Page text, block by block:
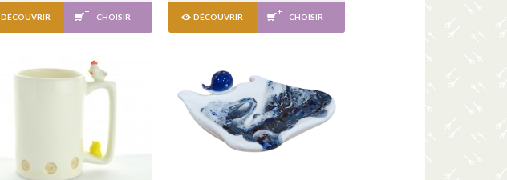
DÉCOUVRIR CHOISIR DÉCOUVRIR CHOISIR